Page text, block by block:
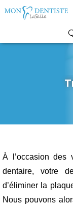
À l’occasion des
dentaire, votre
d’éliminer la
Nous pouvons